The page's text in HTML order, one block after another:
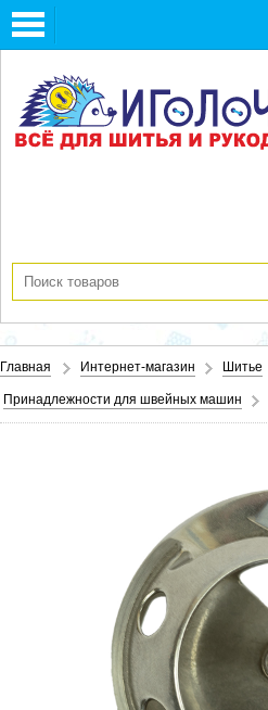
Toggle
navigation
Главная Интернет-магазин Шитье
Принадлежности для швейных машин